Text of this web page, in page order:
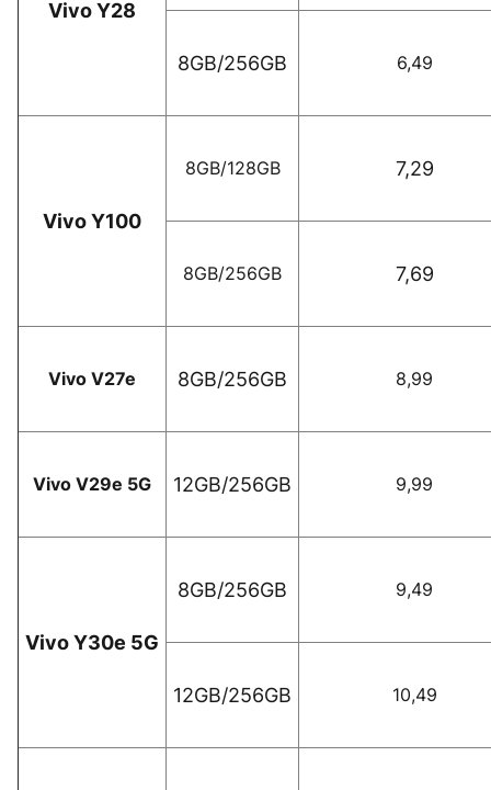
Vivo Y28
8GB/256GB 6,49
Vivo Y100
8GB/128GB 7,29
8GB/256GB 7,69
Vivo V27e 8GB/256GB 8,99
Vivo V29e 5G 12GB/256GB 9,99
Vivo Y30e 5G
8GB/256GB 9,49
12GB/256GB 10,49